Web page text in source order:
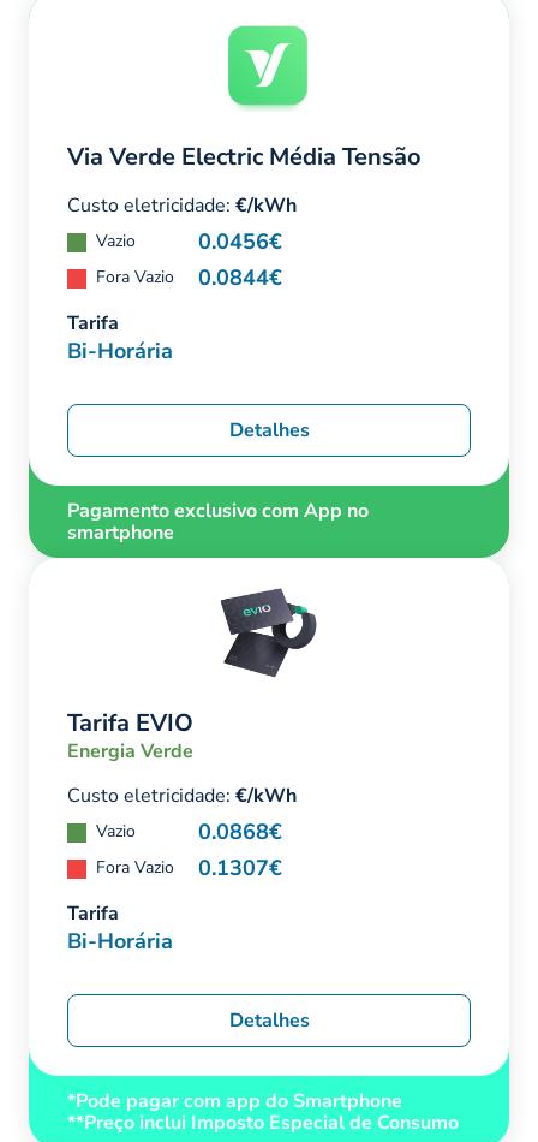
Via Verde Electric Média Tensão
Custo eletricidade: €/kWh
Vazio 0.0456€
Fora Vazio 0.0844€
Tarifa
Bi-Horária
Detalhes
Pagamento exclusivo com App no
smartphone
Tarifa EVIO
Energia Verde
Custo eletricidade: €/kWh
Vazio 0.0868€
Fora Vazio 0.1307€
Tarifa
Bi-Horária
Detalhes
*Pode pagar com app do Smartphone
**Preço inclui Imposto Especial de Consumo